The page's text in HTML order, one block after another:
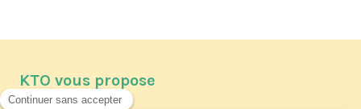
KTO vous propose